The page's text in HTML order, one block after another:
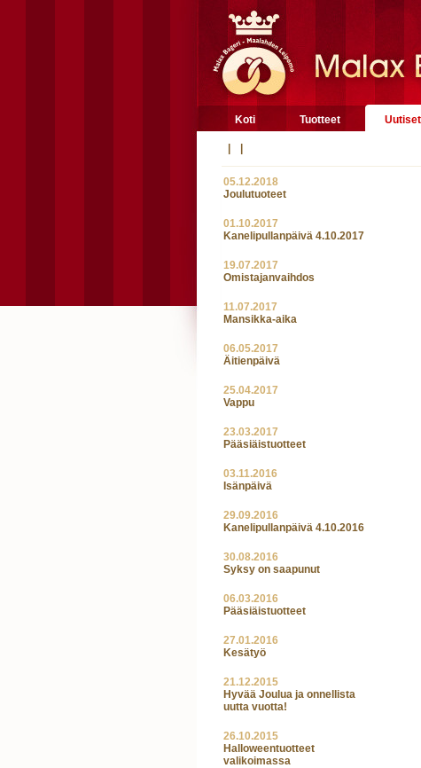
Koti Tuotteet Uutiset
05.12.2018
Joulutuoteet
01.10.2017
Kanelipullanpäivä 4.10.2017
19.07.2017
Omistajanvaihdos
11.07.2017
Mansikka-aika
06.05.2017
Äitienpäivä
25.04.2017
Vappu
23.03.2017
Pääsiäistuotteet
03.11.2016
Isänpäivä
29.09.2016
Kanelipullanpäivä 4.10.2016
30.08.2016
Syksy on saapunut
06.03.2016
Pääsiäistuotteet
27.01.2016
Kesätyö
21.12.2015
Hyvää Joulua ja onnellista
uutta vuotta!
26.10.2015
Halloweentuotteet
valikoimassa